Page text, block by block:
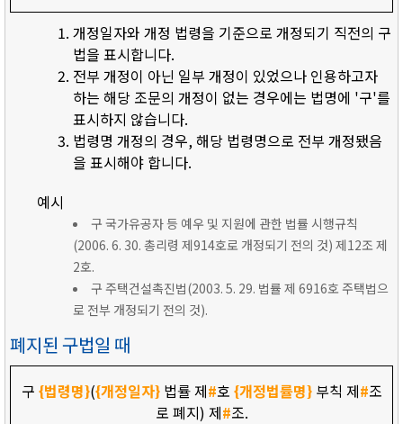
개정일자와 개정 법령을 기준으로 개정되기 직전의 구
법을 표시합니다.
전부 개정이 아닌 일부 개정이 있었으나 인용하고자
하는 해당 조문의 개정이 없는 경우에는 법명에 '구'를
표시하지 않습니다.
법령명 개정의 경우, 해당 법령명으로 전부 개정됐음
을 표시해야 합니다.
예시
구 국가유공자 등 예우 및 지원에 관한 법률 시행규칙
(2006. 6. 30. 총리령 제914호로 개정되기 전의 것) 제12조 제
2호.
구 주택건설촉진법(2003. 5. 29. 법률 제 6916호 주택법으
로 전부 개정되기 전의 것).
폐지된 구법일 때
구 {법령명}({개정일자}법률 제#호 {개정법률명}부칙 제#조
로 폐지) 제#조.